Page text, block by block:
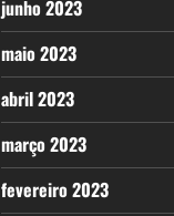
junho 2023
maio 2023
abril 2023
março 2023
fevereiro 2023